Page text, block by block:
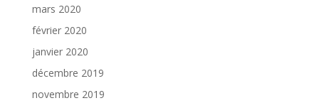
mars 2020
février 2020
janvier 2020
décembre 2019
novembre 2019